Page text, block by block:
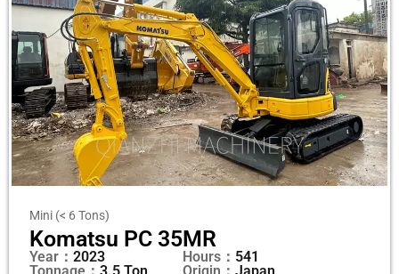
Mini (< 6 Tons)
Komatsu PC 35MR
Year： 2023
Tonnage： 3.5 Ton
Hours： 541
Origin： Japan